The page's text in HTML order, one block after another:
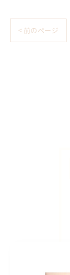
< 前のページ